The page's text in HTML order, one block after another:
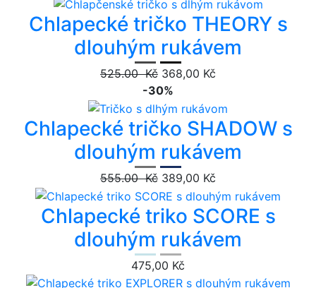
Chlapecké tričko THEORY s
dlouhým rukávem
525.00 Kč 368,00 Kč
-30%
Chlapecké tričko SHADOW s
dlouhým rukávem
555.00 Kč 389,00 Kč
Chlapecké triko SCORE s
dlouhým rukávem
475,00 Kč